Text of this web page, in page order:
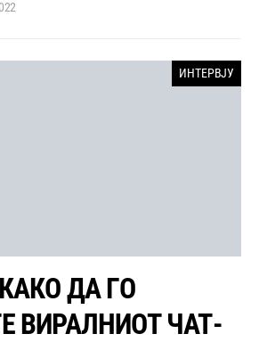
ИНТЕРВЈУ
КАКО ДА ГО
ВИРАЛНИОТ ЧАТ-